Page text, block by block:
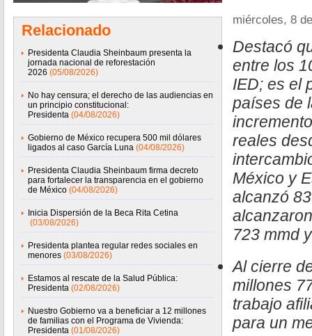
Relacionado
Presidenta Claudia Sheinbaum presenta la
jornada nacional de reforestación
2026 (05/08/2026)
No hay censura; el derecho de las audiencias en
un principio constitucional:
Presidenta (04/08/2026)
Gobierno de México recupera 500 mil dólares
ligados al caso García Luna (04/08/2026)
Presidenta Claudia Sheinbaum firma decreto
para fortalecer la transparencia en el gobierno
de México (04/08/2026)
Inicia Dispersión de la Beca Rita Cetina
(03/08/2026)
Presidenta plantea regular redes sociales en
menores (03/08/2026)
Estamos al rescate de la Salud Pública:
Presidenta (02/08/2026)
Nuestro Gobierno va a beneficiar a 12 millones
de familias con el Programa de Vivienda:
Presidenta (01/08/2026)
miércoles, 8
Destacó
entre los
IED; es el
países de
reales
México y
alcanzó
723 mmd
Al cierre
millones
trabajo
para un